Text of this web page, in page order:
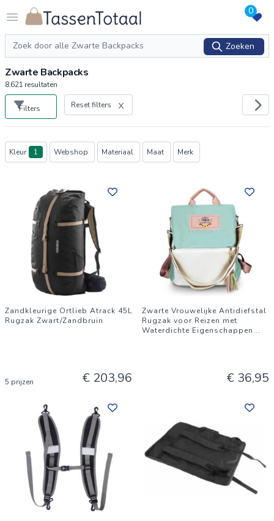
Open menu
Logo Tassentotaal.nl 0
Zoeken
Zoeken
Zwarte Backpacks
8.621 resultaten
Filters Reset filters
Producten
Kleur 1 Webshop Materiaal Maat Merk
Zandkleurige Ortlieb Atrack 45L
Rugzak Zwart/Zandbruin
5 prijzen € 203,96
Zwarte Vrouwelijke Antidiefstal
Rugzak voor Reizen met
Waterdichte Eigenschappen...
€ 36,95